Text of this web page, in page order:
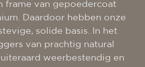
frame van gepoedercoat
Daardoor hebben onze
solide basis. In het
van prachtig natural
weerbestendig en